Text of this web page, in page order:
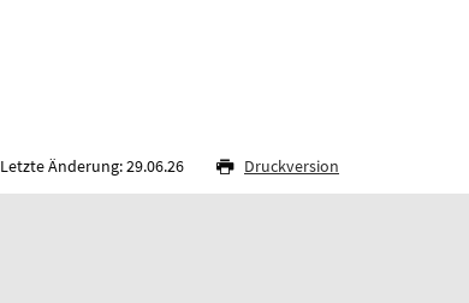
Letzte Änderung: 29.06.26 Druckversion